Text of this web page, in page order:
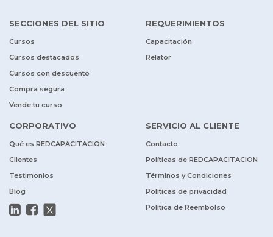
SECCIONES DEL SITIO
Cursos
Cursos destacados
Cursos con descuento
Compra segura
Vende tu curso
REQUERIMIENTOS
Capacitación
Relator
CORPORATIVO
Qué es REDCAPACITACION
Clientes
Testimonios
Blog
SERVICIO AL CLIENTE
Contacto
Políticas de REDCAPACITACION
Términos y Condiciones
Políticas de privacidad
Política de Reembolso